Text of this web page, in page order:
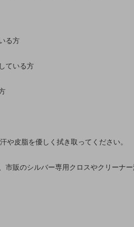
る方
ている方
や皮脂を優しく拭き取ってください。
市販のシルバー専用クロスやクリーナ